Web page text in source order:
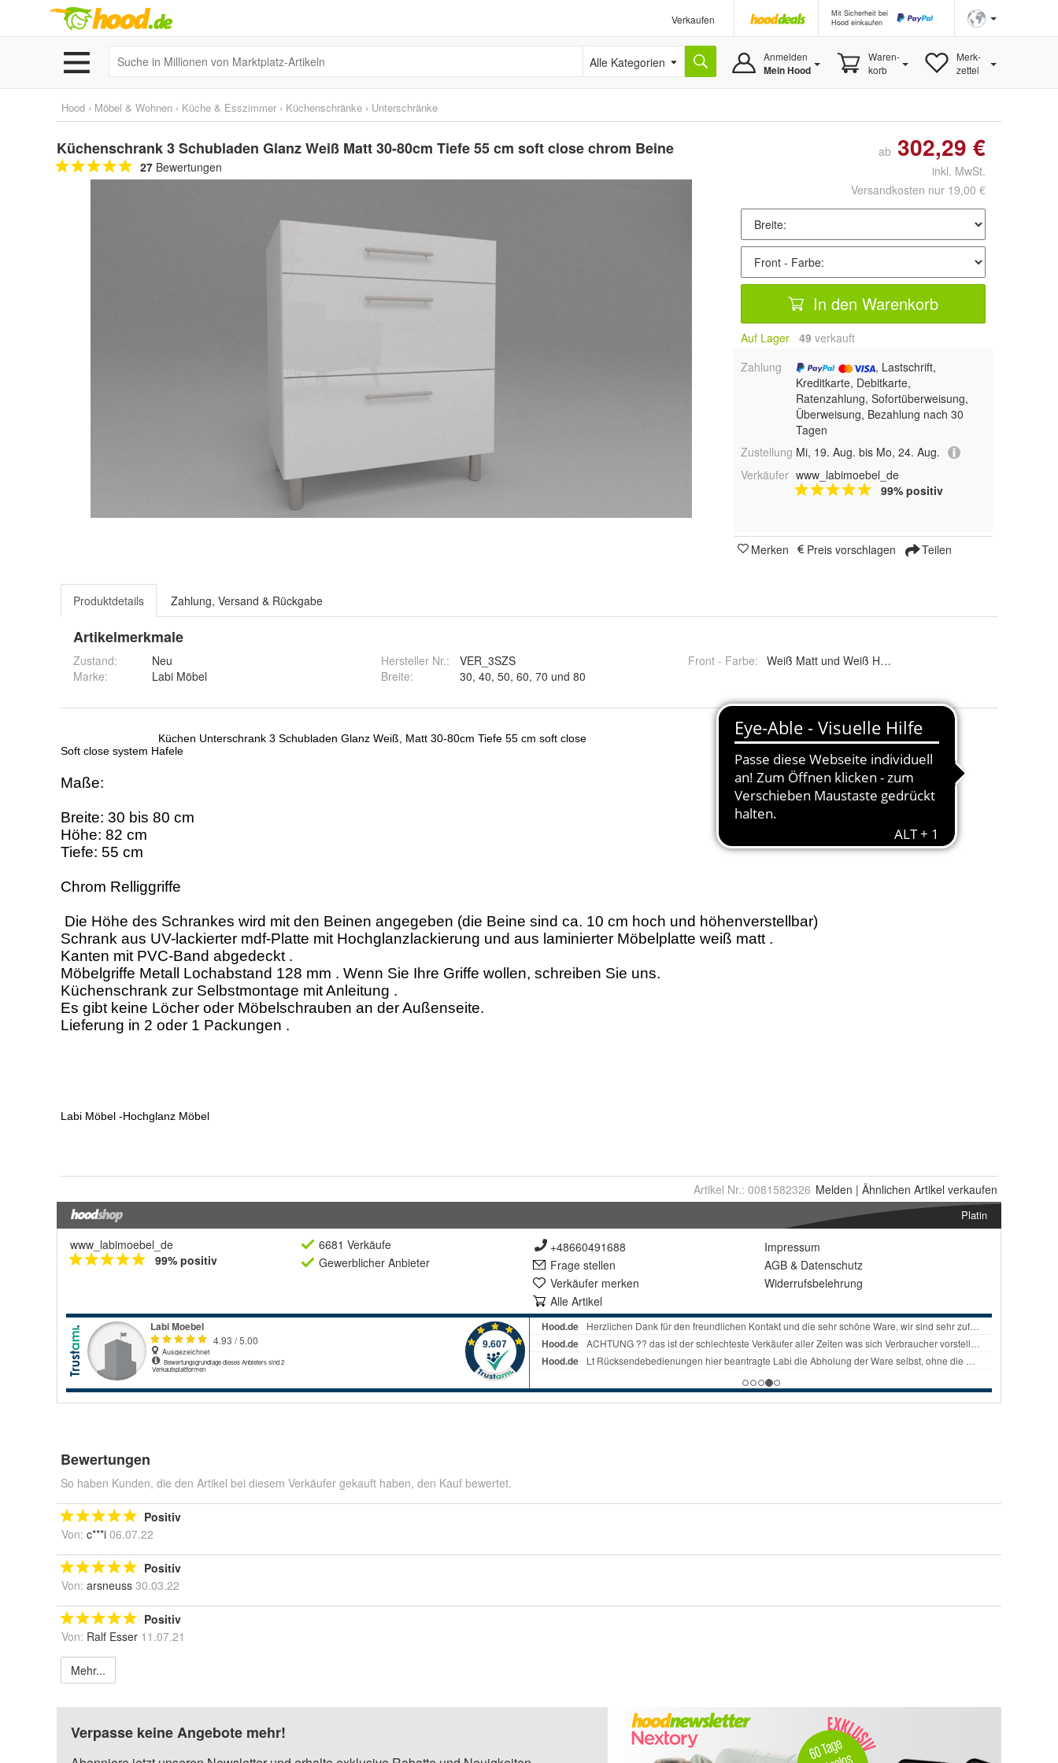
Verkaufen
Mit Sicherheit bei
Hood einkaufen
Alle Kategorien Anmelden
Mein Hood
Waren-
korb
Merk-
zettel
Hood › Möbel & Wohnen › Küche & Esszimmer › Küchenschränke › Unterschränke
Küchenschrank 3 Schubladen Glanz Weiß Matt 30-80cm Tiefe 55 cm soft close chrom Beine
27 Bewertungen
ab 302,29 €
inkl. MwSt.
Versandkosten nur 19,00 €
In den Warenkorb
Auf Lager 49 verkauft
Zahlung
, Lastschrift,
Kreditkarte, Debitkarte,
Ratenzahlung, Sofortüberweisung,
Überweisung, Bezahlung nach 30
Tagen
Zustellung Mi, 19. Aug. bis Mo, 24. Aug.
Verkäufer www_labimoebel_de
99% positiv
Merken Preis vorschlagen Teilen
Produktdetails Zahlung, Versand & Rückgabe
Artikelmerkmale
Zustand:
Neu
Marke:
Labi Möbel
Hersteller Nr.:
VER_3SZS
Breite: 30, 40, 50, 60, 70 und 80
Front - Farbe: Weiß Matt und Weiß Hochglanz
Artikel Nr.: 0081582326 Melden | Ähnlichen Artikel verkaufen
Platin
www_labimoebel_de
99% positiv
6681 Verkäufe
Gewerblicher Anbieter
+48660491688
Frage stellen
Verkäufer merken
Alle Artikel
Impressum
AGB & Datenschutz
Widerrufsbelehrung
Bewertungen
So haben Kunden, die den Artikel bei diesem Verkäufer gekauft haben, den Kauf bewertet.
Positiv
Von: c***i 06.07.22
Positiv
Von: arsneuss 30.03.22
Positiv
Von: Ralf Esser 11.07.21
Mehr...
Verpasse keine Angebote mehr!